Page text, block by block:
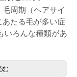
周期（ヘアサイ
たる毛が多い症
いろんな種類があ
む